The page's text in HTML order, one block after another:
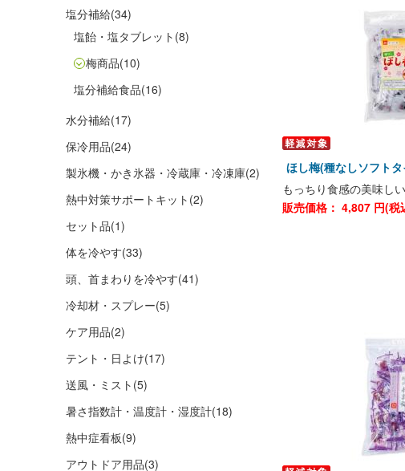
塩分補給(34)
塩飴・塩タブレット (8)
梅商品(10)
塩分補給食品(16)
水分補給(17)
保冷用品(24)
製氷機・かき氷器・冷蔵庫・冷凍庫(2)
熱中対策サポートキット (2)
セット品(1)
体を冷やす(33)
頭、首まわりを冷やす(41)
冷却材・スプレー(5)
ケア用品(2)
テント・日よけ(17)
送風・ミスト (5)
暑さ指数計・温度計・湿度計(18)
熱中症看板(9)
アウトドア用品(3)
ほし梅(種なしソフト
もっちり食感の美味し
販売価格： 4,807 円(